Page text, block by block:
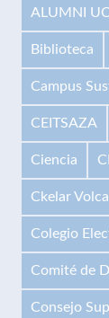
ALUMNI
Biblioteca
Campus
CEITSAZA
Ciencia
Ckelar
Colegio
Comité de
Consejo